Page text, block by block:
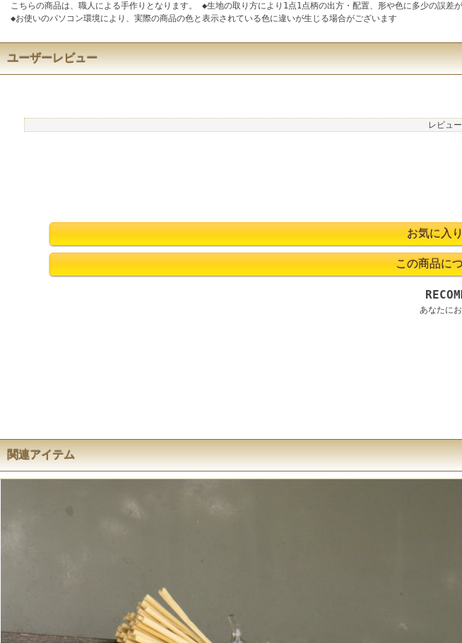
こちらの商品は、職人による手作りとなります。 ◆生地の取り方により1点1点柄の出方・配置、形や色に多少の誤
◆お使いのパソコン環境により、実際の商品の色と表示されている色に違いが生じる場合がございます
ユーザーレビュー
レビュ
あなたに
関連アイテム